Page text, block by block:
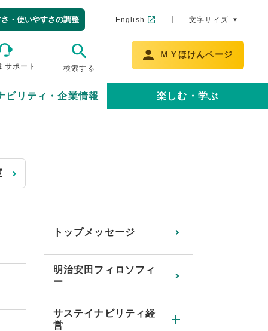
・使いやすさの調整 English 文字サイズ
サポート 検索する
ＭＹほけんページ
ビリティ・企業情報 楽しむ・学ぶ
トップメッセージ
明治安田フィロソフィ
ー
サステイナビリティ経
営